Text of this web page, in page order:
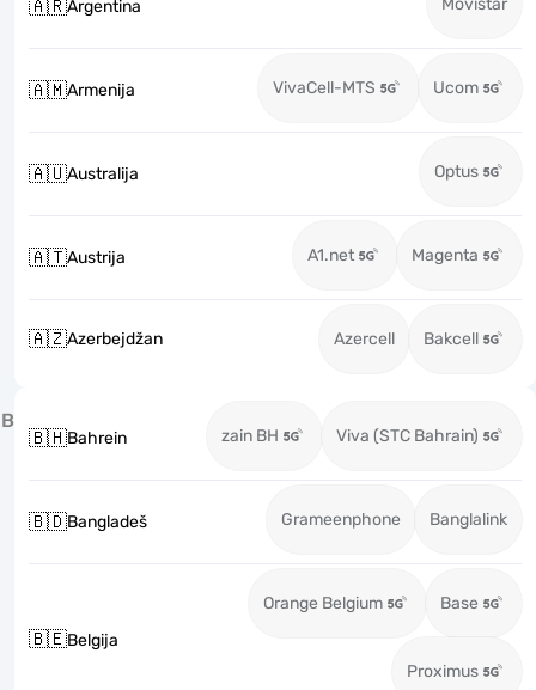
🇦🇷Argentina Movistar
🇦🇲Armenija VivaCell-MTS Ucom
🇦🇺Australija Optus
🇦🇹Austrija A1.net Magenta
🇦🇿Azerbejdžan Azercell Bakcell
B
🇧🇭Bahrein zain BH Viva (STC Bahrain)
🇧🇩Bangladeš Grameenphone Banglalink
🇧🇪Belgija
Orange Belgium Base
Proximus